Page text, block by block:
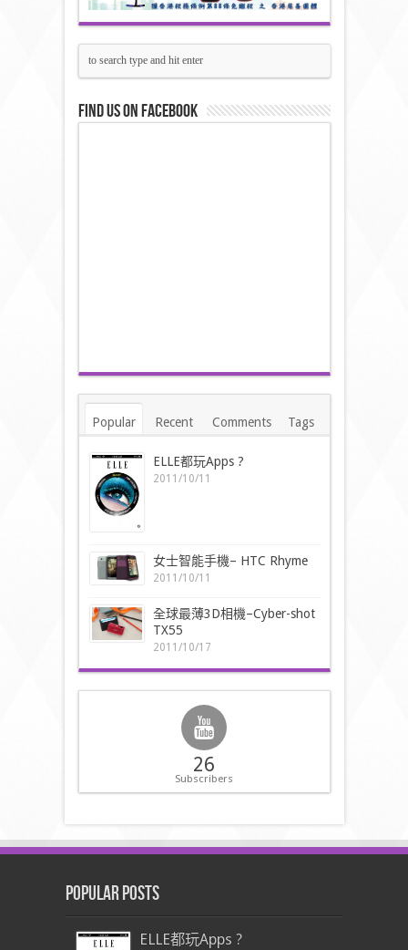
Find us on Facebook
Popular Recent Comments Tags
ELLE都玩Apps ?
2011/10/11
女士智能手機– HTC Rhyme
2011/10/11
全球最薄3D相機–Cyber-shot
TX55
2011/10/17
26
Subscribers
Popular Posts
ELLE都玩Apps ?